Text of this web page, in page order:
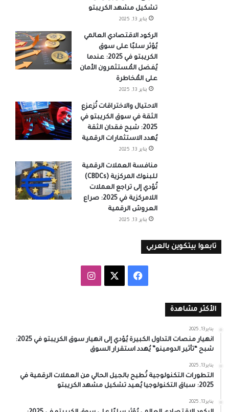
تشكيل مشهد الكريبتو
يناير 13, 2025
الركود الاقتصادي العالمي
يُؤثر سلبًا على سوق
الكريبتو في 2025: عندما
يُفضل المُستثمرون الأمان
على المُخاطرة
يناير 13, 2025
الاحتيال والاختراقات تُزعزع
الثقة في سوق الكريبتو في
2025: شبح فقدان الثقة
يُهدد الاستثمارات الرقمية
يناير 13, 2025
منافسة العملات الرقمية
للبنوك المركزية (CBDCs)
تُؤدي إلى تراجع العملات
اللامركزية في 2025: صراع
العروش الرقمية
يناير 13, 2025
تابعوا بيتكوين بالعربي
فيسبوك انستقرام
الأكثر مشاهدة
يناير 13, 2025
انهيار منصات التداول الكبيرة يُؤدي إلى انهيار سوق الكريبتو في 2025:
شبح “تأثير الدومينو” يُهدد استقرار السوق
يناير 13, 2025
التطورات التكنولوجية تُطيح بالجيل الحالي من العملات الرقمية في
2025: سباق التكنولوجيا يُعيد تشكيل مشهد الكريبتو
يناير 13, 2025